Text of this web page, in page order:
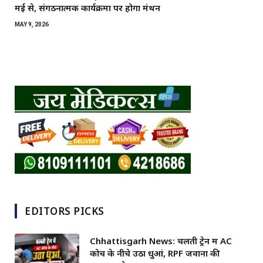
मई से, संगठनात्मक कार्यक्रमों पर होगा मंथन
MAY 9, 2026
EDITORS PICKS
Chhattisgarh News: चलती ट्रेन में AC
कोच के नीचे उठा धुआं, RPF जवानों की